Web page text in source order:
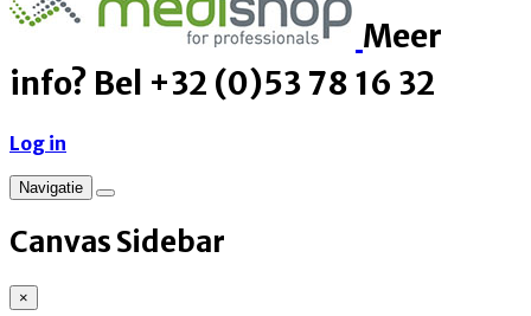
Meer
info? Bel +32 (0)53 78 16 32
Log in
Navigatie
Canvas Sidebar
×